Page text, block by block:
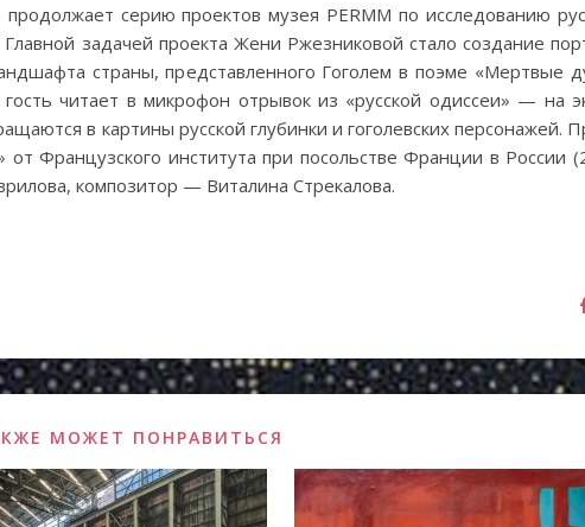
серию проектов музея PERMM по исследованию
задачей проекта Жени Ржезниковой стало создание
страны, представленного Гоголем в поэме «Мертвые
читает в микрофон отрывок из «русской одиссеи» — на
в картины русской глубинки и гоголевских персонажей.
Французского института при посольстве Франции в России
композитор — Виталина Стрекалова.
МОЖЕТ ПОНРАВИТЬСЯ